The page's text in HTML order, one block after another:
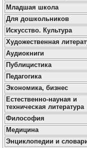
Младшая школа
Для дошкольников
Искусство. Культура
Художественная
Аудиокниги
Публицистика
Педагогика
Экономика, бизнес
Естественно-науная и
техническая литература
Философия
Медицина
Энциклопедии и